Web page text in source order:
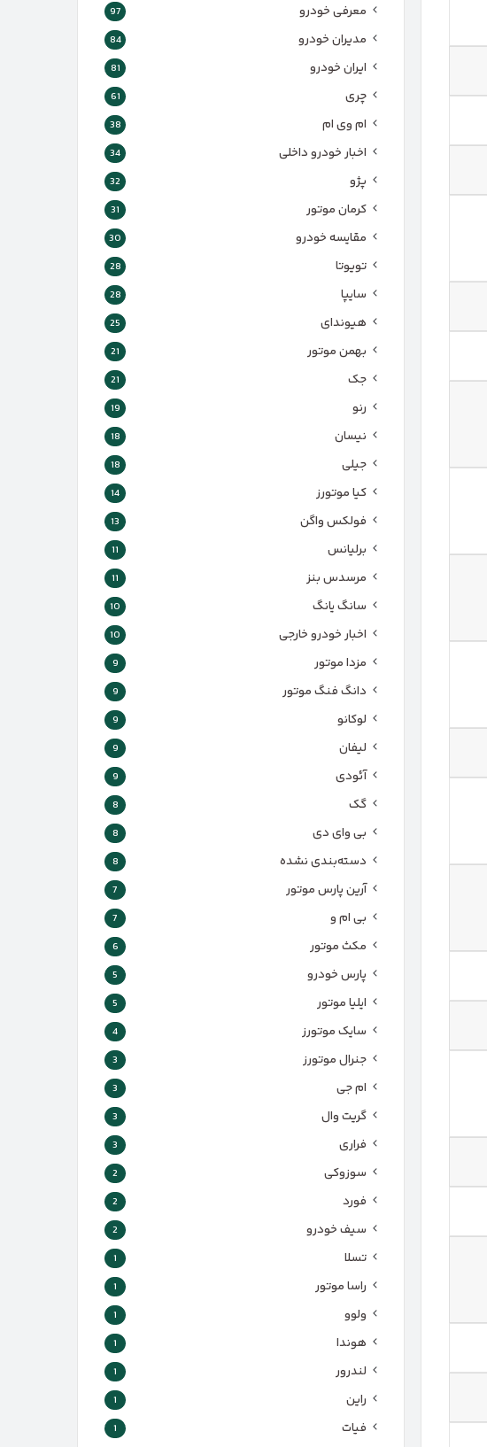
معرفی خودرو 97
مدیران خودرو 84
ایران خودرو 81
چری 61
ام وی ام 38
اخبار خودرو داخلی 34
پژو 32
کرمان موتور 31
مقایسه خودرو 30
تویوتا 28
سایپا 28
هیوندای 25
بهمن موتور 21
جک 21
رنو 19
نیسان 18
جیلی 18
کیا موتورز 14
فولکس واگن 13
برلیانس 11
مرسدس بنز 11
سانگ یانگ 10
اخبار خودرو خارجی 10
مزدا موتور 9
دانگ فنگ موتور 9
لوکانو 9
لیفان 9
آئودی 9
گک 8
بی وای دی 8
دسته‌بندی نشده 8
آرین پارس موتور 7
بی ام و 7
مکث موتور 6
پارس‌ خودرو 5
ایلیا موتور 5
سایک موتورز 4
جنرال موتورز 3
ام جی 3
گریت وال 3
فراری 3
سوزوکی 2
فورد 2
سیف خودرو 2
تسلا 1
راسا موتور 1
ولوو 1
هوندا 1
لندرور 1
راین 1
فیات 1